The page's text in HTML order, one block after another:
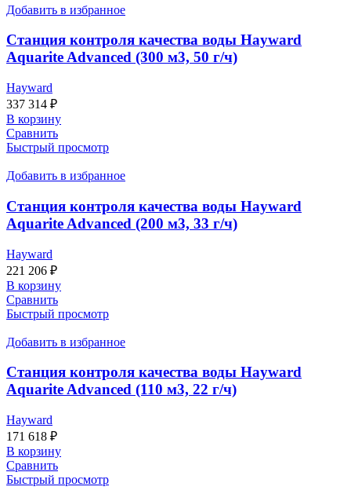
Добавить в избранное
Станция контроля качества воды Hayward
Aquarite Advanced (300 м3, 50 г/ч)
Hayward
337 314 ₽
В корзину
Сравнить
Быстрый просмотр
Добавить в избранное
Станция контроля качества воды Hayward
Aquarite Advanced (200 м3, 33 г/ч)
Hayward
221 206 ₽
В корзину
Сравнить
Быстрый просмотр
Добавить в избранное
Станция контроля качества воды Hayward
Aquarite Advanced (110 м3, 22 г/ч)
Hayward
171 618 ₽
В корзину
Сравнить
Быстрый просмотр